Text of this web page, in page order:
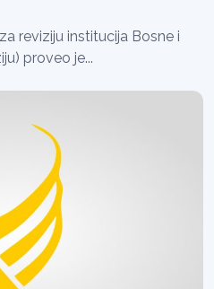
reviziju institucija Bosne i
proveo je...